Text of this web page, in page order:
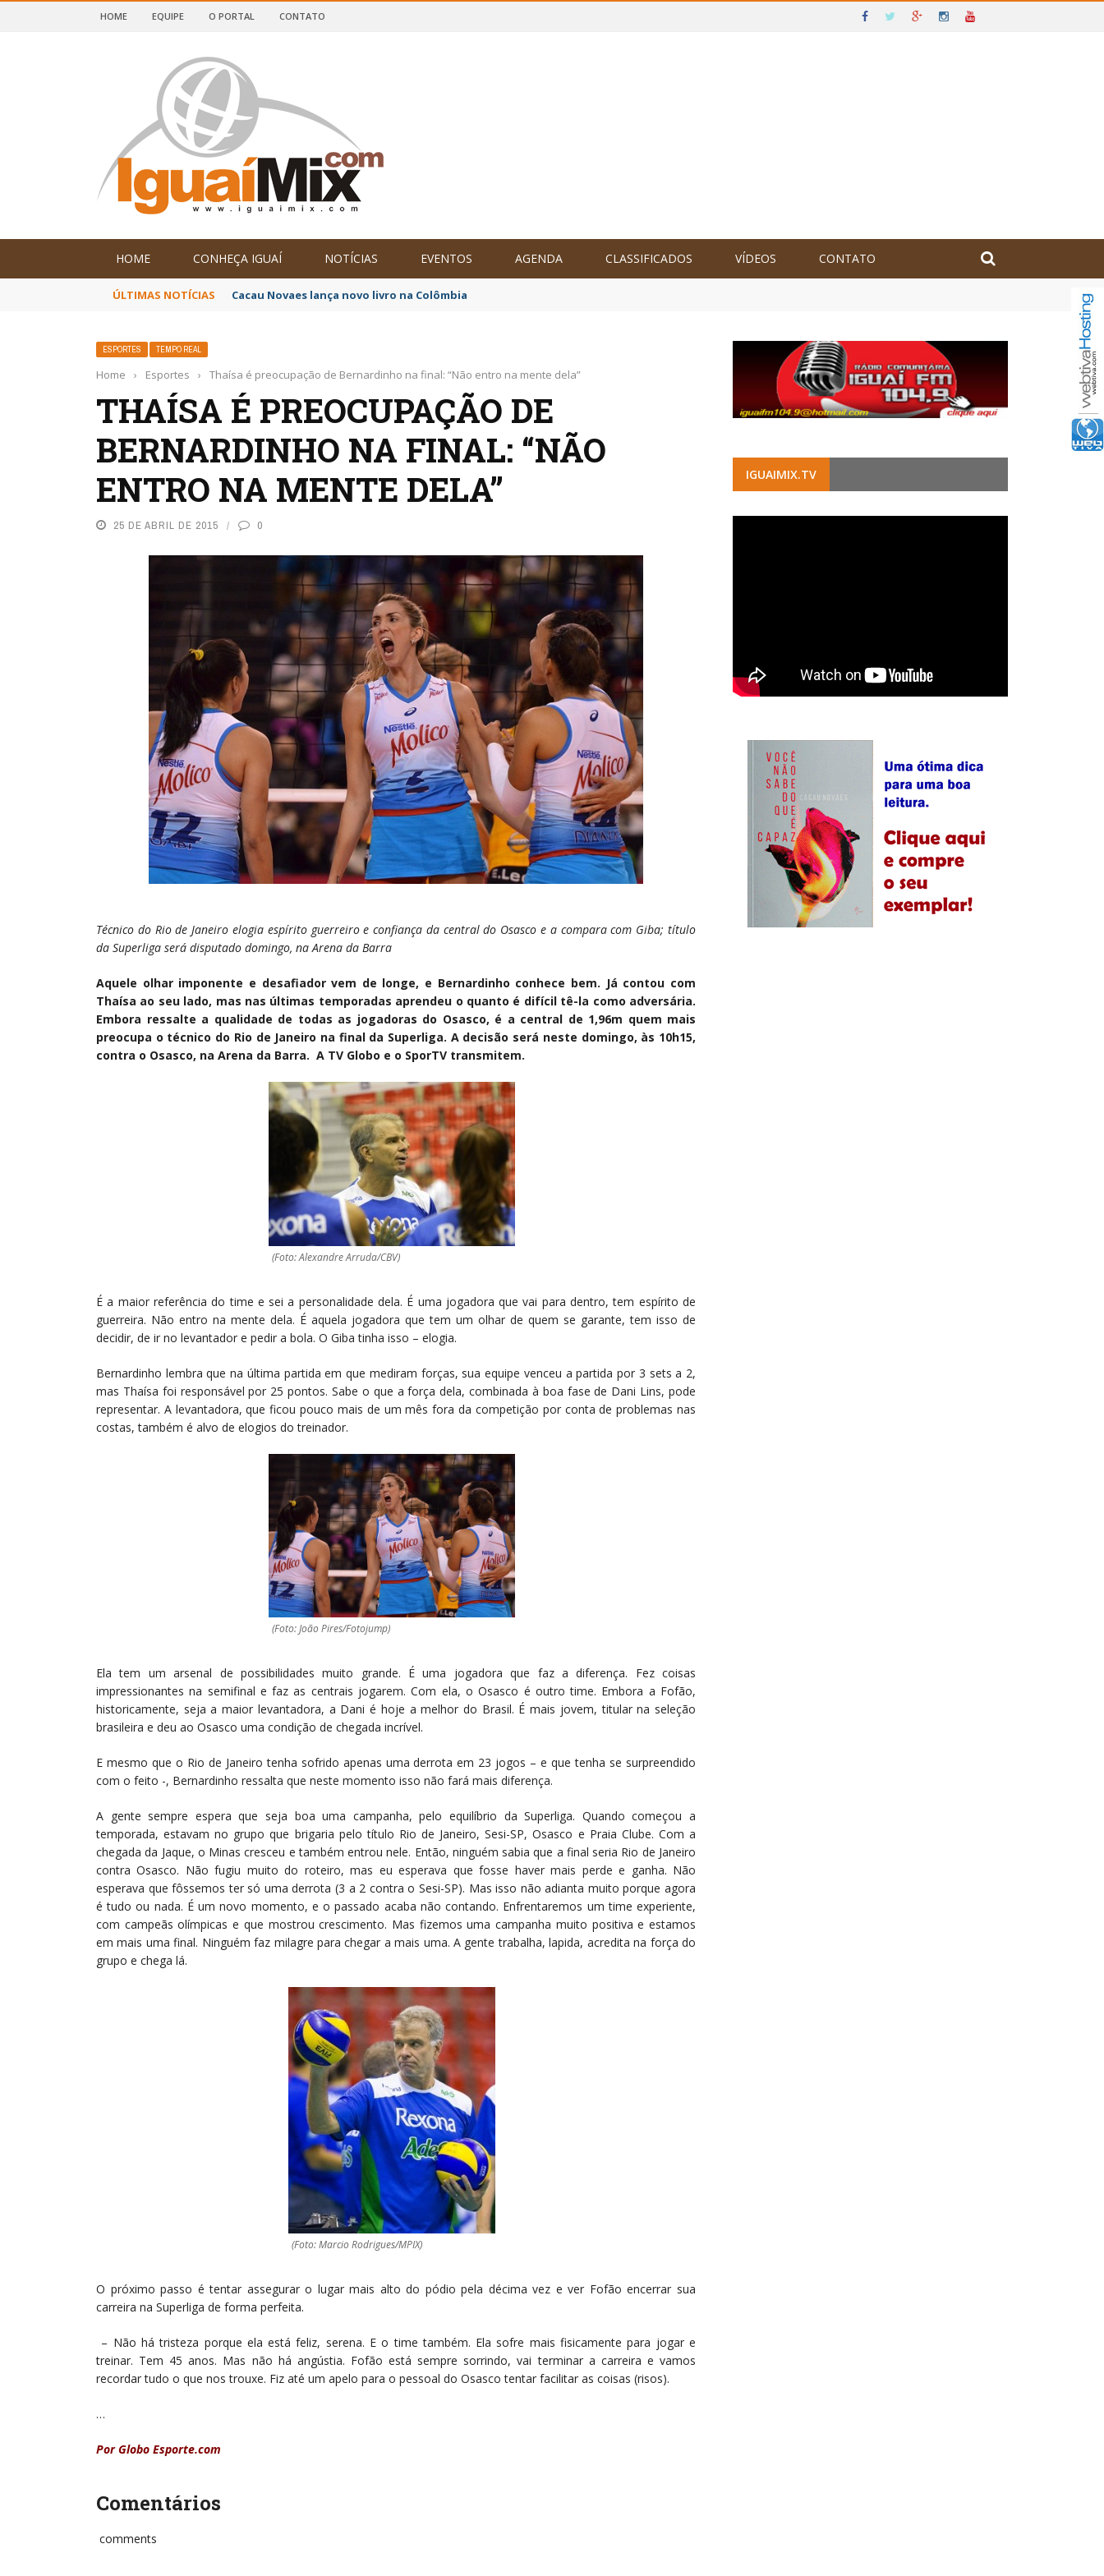
E SUDOESTE DA BAHIA
HOME EQUIPE O PORTAL CONTATO
HOME CONHEÇA IGUAÍ NOTÍCIAS EVENTOS AGENDA CLASSIFICADOS VÍDEOS CONTATO
ÚLTIMAS NOTÍCIAS Poetas baianos representam o Brasil no XXIV Parlamento Internacional de Escritores, na Colômbia
ESPORTES TEMPO REAL
Home › Esportes › Thaísa é preocupação de Bernardinho na final: “Não entro na mente dela”
THAÍSA É PREOCUPAÇÃO DE
BERNARDINHO NA FINAL: “NÃO
ENTRO NA MENTE DELA”
25 DE ABRIL DE 2015 0
Técnico do Rio de Janeiro elogia espírito guerreiro e confiança da central do Osasco e a compara com Giba; título
da Superliga será disputado domingo, na Arena da Barra
Aquele olhar imponente e desafiador vem de longe, e Bernardinho conhece bem. Já contou com
Thaísa ao seu lado, mas nas últimas temporadas aprendeu o quanto é difícil tê-la como adversária.
Embora ressalte a qualidade de todas as jogadoras do Osasco, é a central de 1,96m quem mais
preocupa o técnico do Rio de Janeiro na final da Superliga. A decisão será neste domingo, às 10h15,
contra o Osasco, na Arena da Barra. A TV Globo e o SporTV transmitem.
(Foto: Alexandre Arruda/CBV)
É a maior referência do time e sei a personalidade dela. É uma jogadora que vai para dentro, tem espírito de
guerreira. Não entro na mente dela. É aquela jogadora que tem um olhar de quem se garante, tem isso de
decidir, de ir no levantador e pedir a bola. O Giba tinha isso – elogia.
Bernardinho lembra que na última partida em que mediram forças, sua equipe venceu a partida por 3 sets a 2,
mas Thaísa foi responsável por 25 pontos. Sabe o que a força dela, combinada à boa fase de Dani Lins, pode
representar. A levantadora, que ficou pouco mais de um mês fora da competição por conta de problemas nas
costas, também é alvo de elogios do treinador.
(Foto: João Pires/Fotojump)
Ela tem um arsenal de possibilidades muito grande. É uma jogadora que faz a diferença. Fez coisas
impressionantes na semifinal e faz as centrais jogarem. Com ela, o Osasco é outro time. Embora a Fofão,
historicamente, seja a maior levantadora, a Dani é hoje a melhor do Brasil. É mais jovem, titular na seleção
brasileira e deu ao Osasco uma condição de chegada incrível.
E mesmo que o Rio de Janeiro tenha sofrido apenas uma derrota em 23 jogos – e que tenha se surpreendido
com o feito -, Bernardinho ressalta que neste momento isso não fará mais diferença.
A gente sempre espera que seja boa uma campanha, pelo equilíbrio da Superliga. Quando começou a
temporada, estavam no grupo que brigaria pelo título Rio de Janeiro, Sesi-SP, Osasco e Praia Clube. Com a
chegada da Jaque, o Minas cresceu e também entrou nele. Então, ninguém sabia que a final seria Rio de Janeiro
contra Osasco. Não fugiu muito do roteiro, mas eu esperava que fosse haver mais perde e ganha. Não
esperava que fôssemos ter só uma derrota (3 a 2 contra o Sesi-SP). Mas isso não adianta muito porque agora
é tudo ou nada. É um novo momento, e o passado acaba não contando. Enfrentaremos um time experiente,
com campeãs olímpicas e que mostrou crescimento. Mas fizemos uma campanha muito positiva e estamos
em mais uma final. Ninguém faz milagre para chegar a mais uma. A gente trabalha, lapida, acredita na força do
grupo e chega lá.
(Foto: Marcio Rodrigues/MPIX)
O próximo passo é tentar assegurar o lugar mais alto do pódio pela décima vez e ver Fofão encerrar sua
carreira na Superliga de forma perfeita.
– Não há tristeza porque ela está feliz, serena. E o time também. Ela sofre mais fisicamente para jogar e
treinar. Tem 45 anos. Mas não há angústia. Fofão está sempre sorrindo, vai terminar a carreira e vamos
recordar tudo o que nos trouxe. Fiz até um apelo para o pessoal do Osasco tentar facilitar as coisas (risos).
…
Por Globo Esporte.com
Comentários
comments
IGUAIMIX.TV